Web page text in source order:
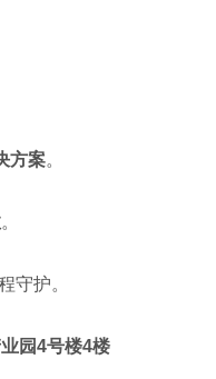
方案。
。
守护。
园4号楼4楼